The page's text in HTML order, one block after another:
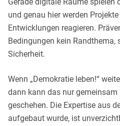
und genau hier werden
Entwicklungen reagieren.
Bedingungen kein Randthema,
Sicherheit.
Wenn „Demokratie leben!“
dann kann das nur
geschehen. Die Expertise aus
aufgebaut wurde, ist